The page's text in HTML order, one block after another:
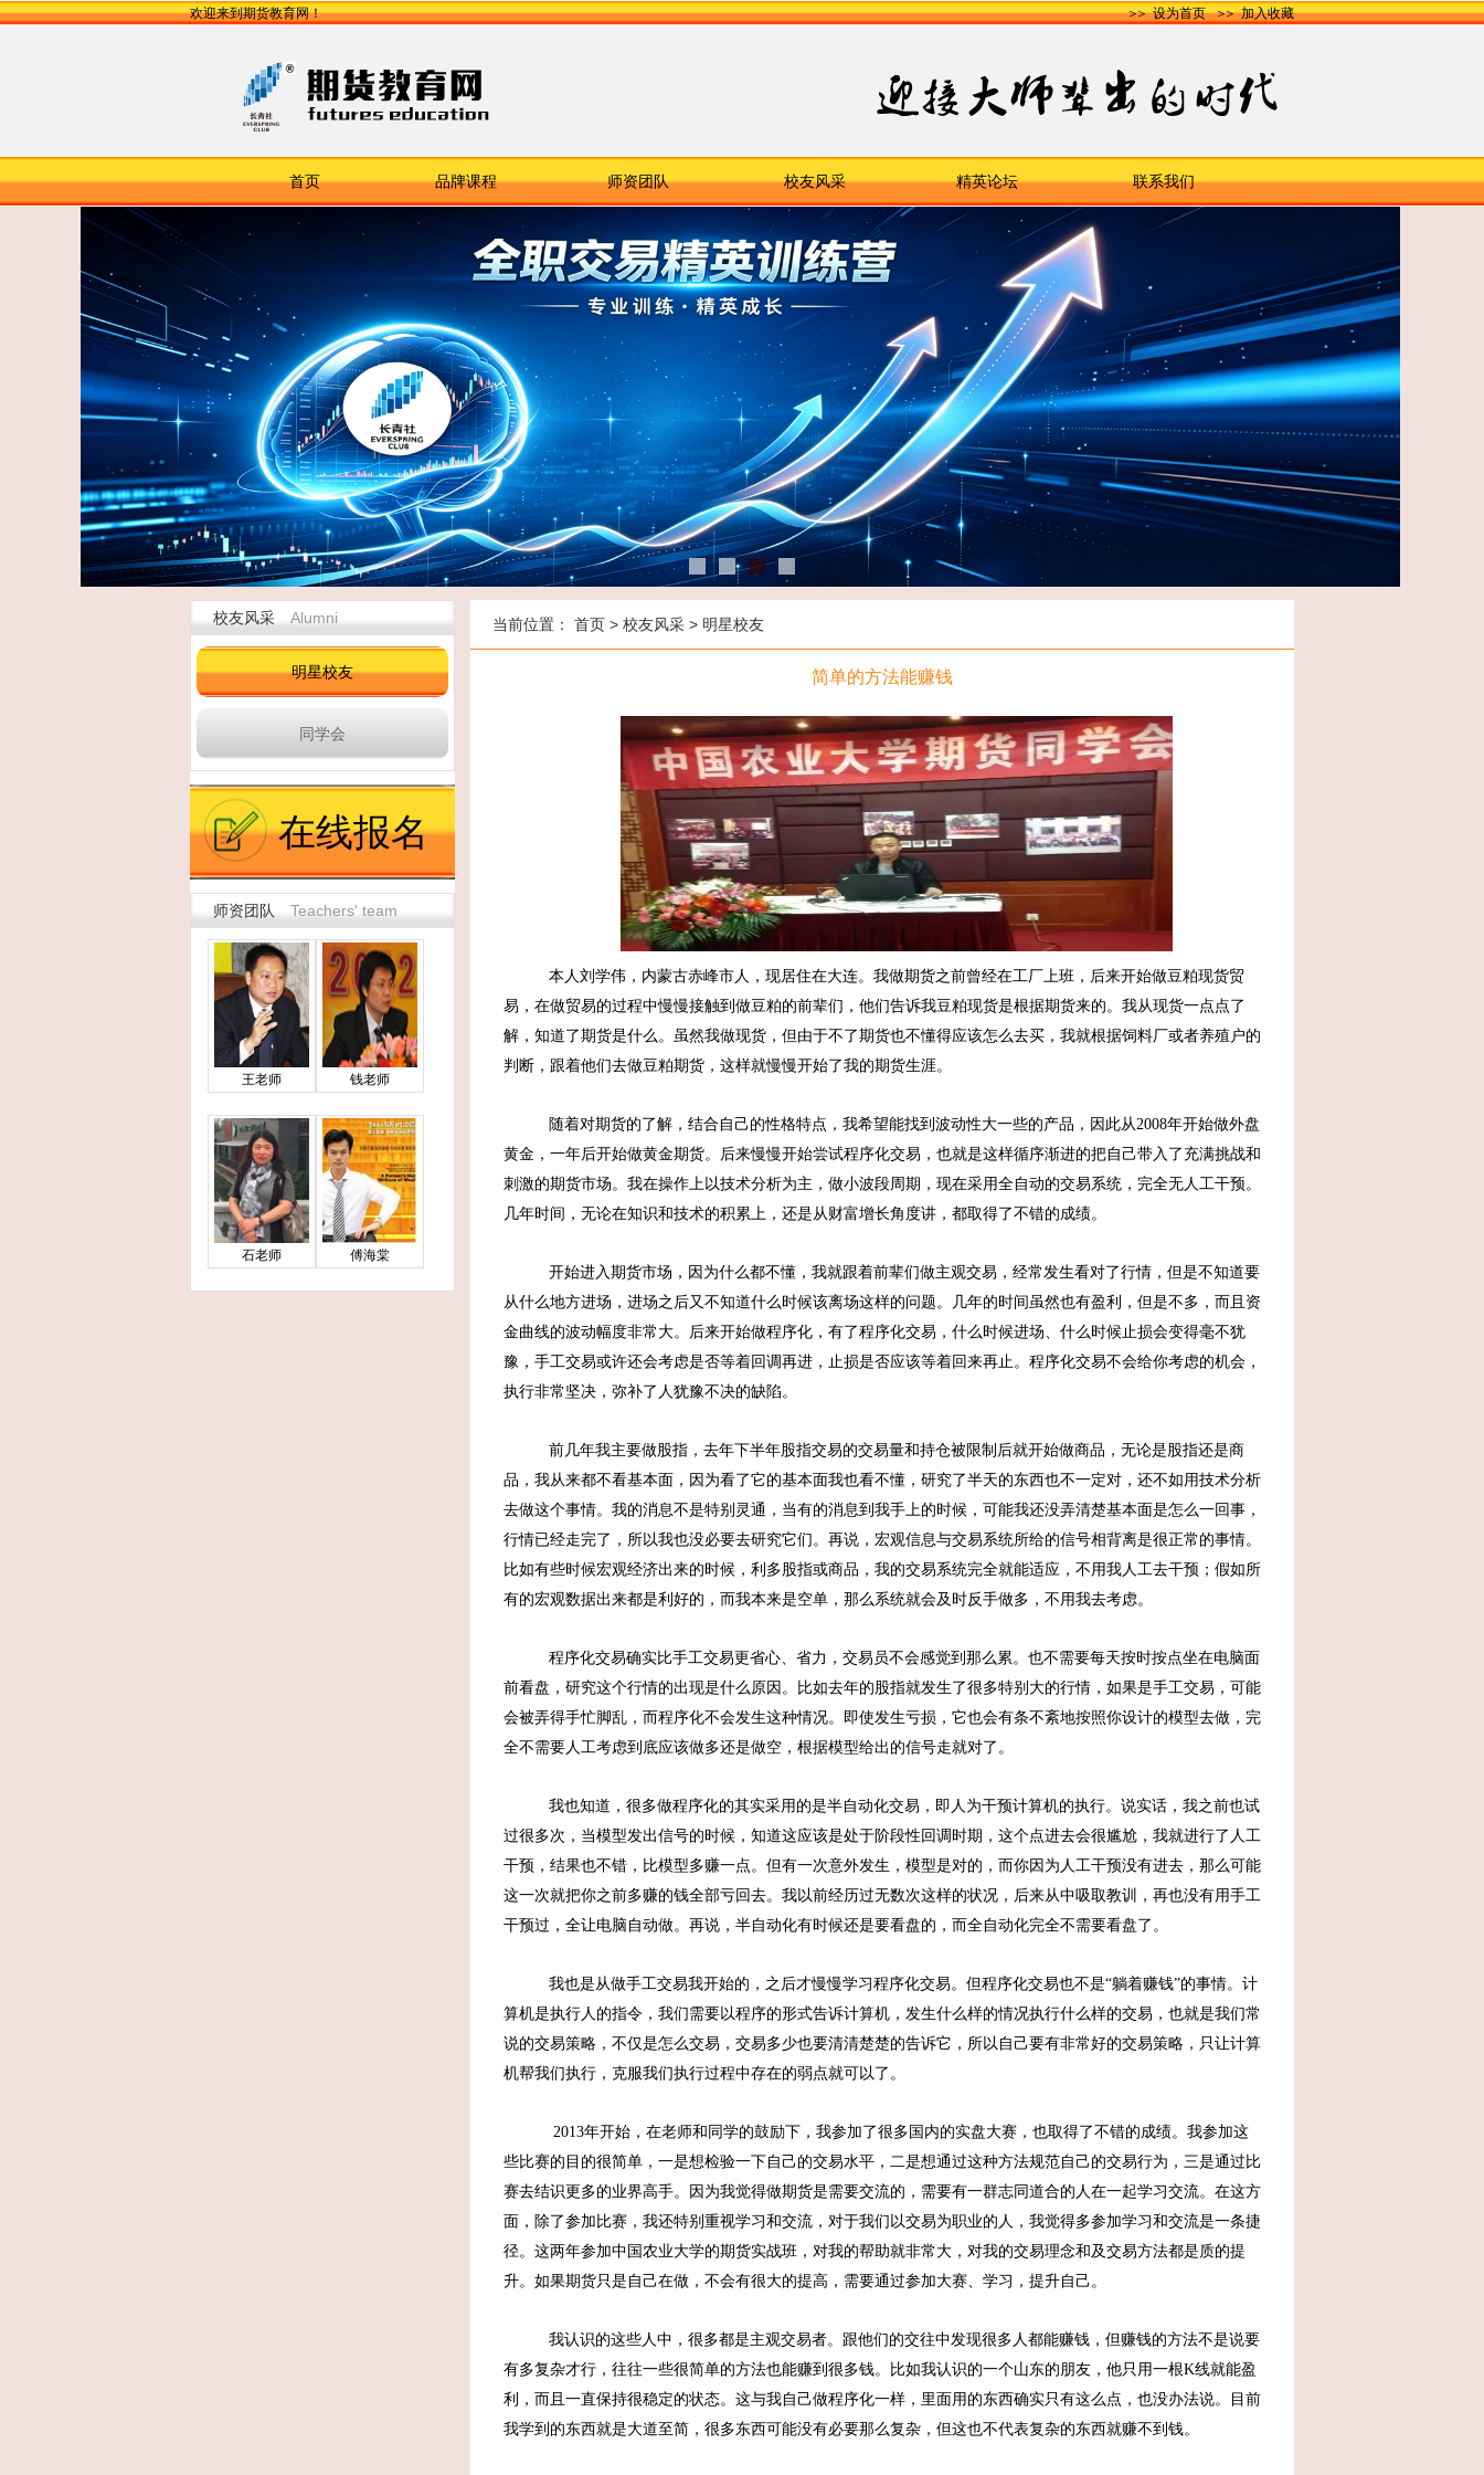
欢迎来到期货教育网！ ＞＞ 设为首页 ＞＞ 加入收藏
首页 品牌课程 师资团队 校友风采 精英论坛 联系我们
校友风采 Alumni
明星校友
同学会
在线报名
师资团队 Teachers' team
王老师 钱老师
石老师 傅海棠
当前位置： 首页 > 校友风采 > 明星校友
简单的方法能赚钱
本人刘学伟，内蒙古赤峰市人，现居住在大连。我做期货之前曾经在工厂上班，后来开始做豆粕现货贸
易，在做贸易的过程中慢慢接触到做豆粕的前辈们，他们告诉我豆粕现货是根据期货来的。我从现货一点点了
解，知道了期货是什么。虽然我做现货，但由于不了期货也不懂得应该怎么去买，我就根据饲料厂或者养殖户的
判断，跟着他们去做豆粕期货，这样就慢慢开始了我的期货生涯。
随着对期货的了解，结合自己的性格特点，我希望能找到波动性大一些的产品，因此从2008年开始做外盘
黄金，一年后开始做黄金期货。后来慢慢开始尝试程序化交易，也就是这样循序渐进的把自己带入了充满挑战和
刺激的期货市场。我在操作上以技术分析为主，做小波段周期，现在采用全自动的交易系统，完全无人工干预。
几年时间，无论在知识和技术的积累上，还是从财富增长角度讲，都取得了不错的成绩。
开始进入期货市场，因为什么都不懂，我就跟着前辈们做主观交易，经常发生看对了行情，但是不知道要
从什么地方进场，进场之后又不知道什么时候该离场这样的问题。几年的时间虽然也有盈利，但是不多，而且资
金曲线的波动幅度非常大。后来开始做程序化，有了程序化交易，什么时候进场、什么时候止损会变得毫不犹
豫，手工交易或许还会考虑是否等着回调再进，止损是否应该等着回来再止。程序化交易不会给你考虑的机会，
执行非常坚决，弥补了人犹豫不决的缺陷。
前几年我主要做股指，去年下半年股指交易的交易量和持仓被限制后就开始做商品，无论是股指还是商
品，我从来都不看基本面，因为看了它的基本面我也看不懂，研究了半天的东西也不一定对，还不如用技术分析
去做这个事情。我的消息不是特别灵通，当有的消息到我手上的时候，可能我还没弄清楚基本面是怎么一回事，
行情已经走完了，所以我也没必要去研究它们。再说，宏观信息与交易系统所给的信号相背离是很正常的事情。
比如有些时候宏观经济出来的时候，利多股指或商品，我的交易系统完全就能适应，不用我人工去干预；假如所
有的宏观数据出来都是利好的，而我本来是空单，那么系统就会及时反手做多，不用我去考虑。
程序化交易确实比手工交易更省心、省力，交易员不会感觉到那么累。也不需要每天按时按点坐在电脑面
前看盘，研究这个行情的出现是什么原因。比如去年的股指就发生了很多特别大的行情，如果是手工交易，可能
会被弄得手忙脚乱，而程序化不会发生这种情况。即使发生亏损，它也会有条不紊地按照你设计的模型去做，完
全不需要人工考虑到底应该做多还是做空，根据模型给出的信号走就对了。
我也知道，很多做程序化的其实采用的是半自动化交易，即人为干预计算机的执行。说实话，我之前也试
过很多次，当模型发出信号的时候，知道这应该是处于阶段性回调时期，这个点进去会很尴尬，我就进行了人工
干预，结果也不错，比模型多赚一点。但有一次意外发生，模型是对的，而你因为人工干预没有进去，那么可能
这一次就把你之前多赚的钱全部亏回去。我以前经历过无数次这样的状况，后来从中吸取教训，再也没有用手工
干预过，全让电脑自动做。再说，半自动化有时候还是要看盘的，而全自动化完全不需要看盘了。
我也是从做手工交易我开始的，之后才慢慢学习程序化交易。但程序化交易也不是“躺着赚钱”的事情。计
算机是执行人的指令，我们需要以程序的形式告诉计算机，发生什么样的情况执行什么样的交易，也就是我们常
说的交易策略，不仅是怎么交易，交易多少也要清清楚楚的告诉它，所以自己要有非常好的交易策略，只让计算
机帮我们执行，克服我们执行过程中存在的弱点就可以了。
2013年开始，在老师和同学的鼓励下，我参加了很多国内的实盘大赛，也取得了不错的成绩。我参加这
些比赛的目的很简单，一是想检验一下自己的交易水平，二是想通过这种方法规范自己的交易行为，三是通过比
赛去结识更多的业界高手。因为我觉得做期货是需要交流的，需要有一群志同道合的人在一起学习交流。在这方
面，除了参加比赛，我还特别重视学习和交流，对于我们以交易为职业的人，我觉得多参加学习和交流是一条捷
径。这两年参加中国农业大学的期货实战班，对我的帮助就非常大，对我的交易理念和及交易方法都是质的提
升。如果期货只是自己在做，不会有很大的提高，需要通过参加大赛、学习，提升自己。
我认识的这些人中，很多都是主观交易者。跟他们的交往中发现很多人都能赚钱，但赚钱的方法不是说要
有多复杂才行，往往一些很简单的方法也能赚到很多钱。比如我认识的一个山东的朋友，他只用一根K线就能盈
利，而且一直保持很稳定的状态。这与我自己做程序化一样，里面用的东西确实只有这么点，也没办法说。目前
我学到的东西就是大道至简，很多东西可能没有必要那么复杂，但这也不代表复杂的东西就赚不到钱。